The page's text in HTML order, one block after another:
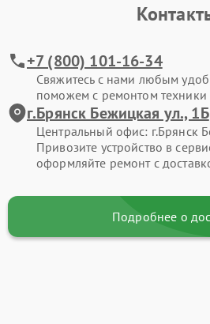
+7 (800) 101-16-34
Свяжитесь с нами любым
поможем с ремонтом техники
г.Брянск Бежицкая ул., 1Б
Центральный офис: г.Брянск
Привозите устройство в
оформляйте ремонт с
Подробнее о